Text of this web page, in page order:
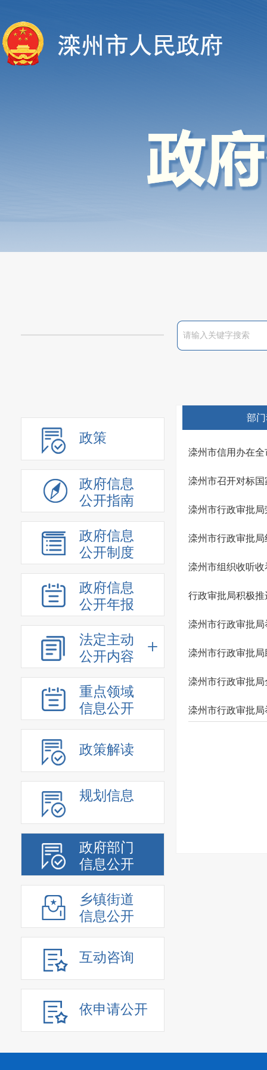
政策
政府信息
公开指南
政府信息
公开制度
政府信息
公开年报
法定主动
公开内容
重点领域
信息公开
政策解读
规划信息
政府部门
信息公开
乡镇街道
信息公开
互动咨询
依申请公开
部
滦州市信用办在
滦州市召开对标
滦州市行政审批
滦州市行政审批
滦州市组织收听
行政审批局积极
滦州市行政审批
滦州市行政审批
滦州市行政审批
滦州市行政审批